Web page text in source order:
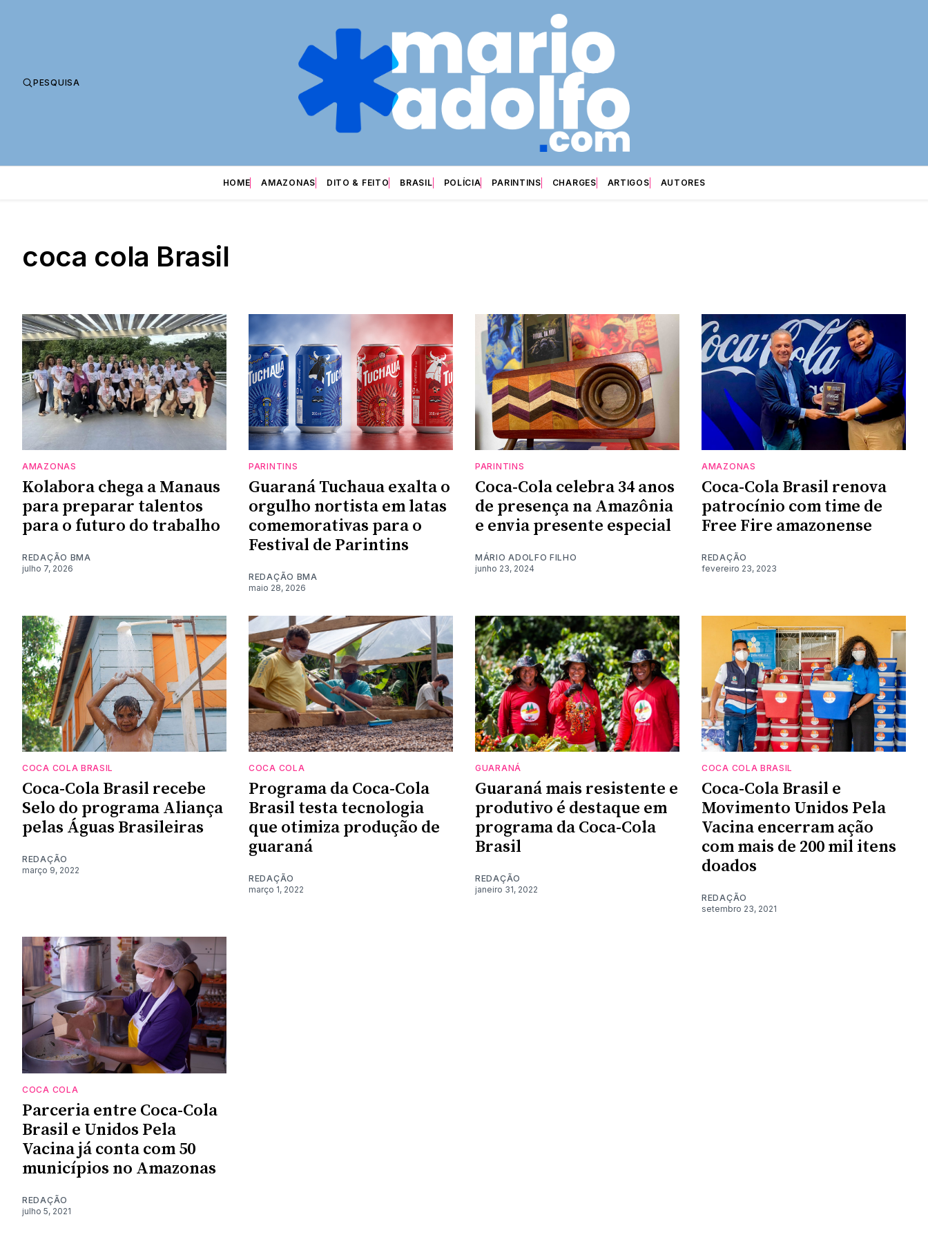
PESQUISA
HOME AMAZONAS DITO & FEITO BRASIL POLÍCIA PARINTINS CHARGES ARTIGOS AUTORES
coca cola Brasil
AMAZONAS
Kolabora chega a Manaus
para preparar talentos
para o futuro do trabalho
REDAÇÃO BMA
julho 7, 2026
PARINTINS
Guaraná Tuchaua exalta o
orgulho nortista em latas
comemorativas para o
Festival de Parintins
REDAÇÃO BMA
maio 28, 2026
PARINTINS
Coca-Cola celebra 34 anos
de presença na Amazônia
e envia presente especial
MÁRIO ADOLFO FILHO
junho 23, 2024
AMAZONAS
Coca-Cola Brasil renova
patrocínio com time de
Free Fire amazonense
REDAÇÃO
fevereiro 23, 2023
COCA COLA BRASIL
Coca-Cola Brasil recebe
Selo do programa Aliança
pelas Águas Brasileiras
REDAÇÃO
março 9, 2022
COCA COLA
Programa da Coca-Cola
Brasil testa tecnologia
que otimiza produção de
guaraná
REDAÇÃO
março 1, 2022
GUARANÁ
Guaraná mais resistente e
produtivo é destaque em
programa da Coca-Cola
Brasil
REDAÇÃO
janeiro 31, 2022
COCA COLA BRASIL
Coca-Cola Brasil e
Movimento Unidos Pela
Vacina encerram ação
com mais de 200 mil itens
doados
REDAÇÃO
setembro 23, 2021
COCA COLA
Parceria entre Coca-Cola
Brasil e Unidos Pela
Vacina já conta com 50
municípios no Amazonas
REDAÇÃO
julho 5, 2021